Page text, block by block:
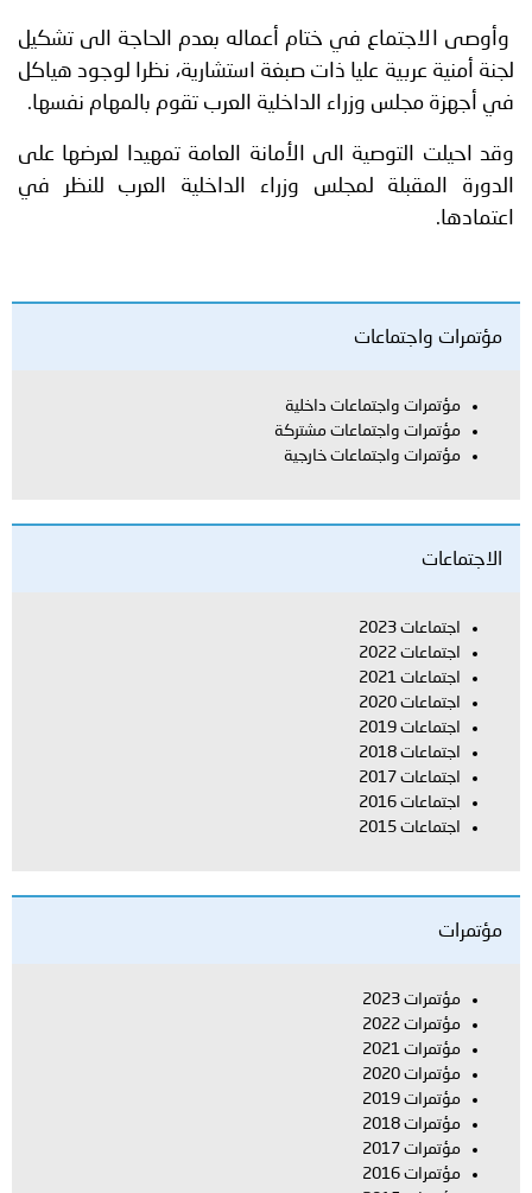
وأوصى الاجتماع في ختام أعماله بعدم الحاجة الى تشكيل
لجنة أمنية عربية عليا ذات صبغة استشارية، نظرا لوجود هياكل
في أجهزة مجلس وزراء الداخلية العرب تقوم بالمهام نفسها.
وقد احيلت التوصية الى الأمانة العامة تمهيدا لعرضها على
الدورة المقبلة لمجلس وزراء الداخلية العرب للنظر في
اعتمادها.
مؤتمرات واجتماعات
مؤتمرات واجتماعات داخلية
مؤتمرات واجتماعات مشتركة
مؤتمرات واجتماعات خارجية
الاجتماعات
اجتماعات 2023
اجتماعات 2022
اجتماعات 2021
اجتماعات 2020
اجتماعات 2019
اجتماعات 2018
اجتماعات 2017
اجتماعات 2016
اجتماعات 2015
مؤتمرات
مؤتمرات 2023
مؤتمرات 2022
مؤتمرات 2021
مؤتمرات 2020
مؤتمرات 2019
مؤتمرات 2018
مؤتمرات 2017
مؤتمرات 2016